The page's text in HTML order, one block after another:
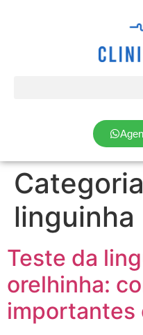
linguinha
Teste da
orelhinha:
importantes